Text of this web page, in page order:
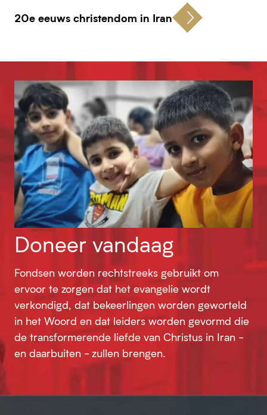
20e eeuws christendom in Iran
Doneer vandaag
Fondsen worden rechtstreeks gebruikt om
ervoor te zorgen dat het evangelie wordt
verkondigd, dat bekeerlingen worden geworteld
in het Woord en dat leiders worden gevormd die
de transformerende liefde van Christus in Iran -
en daarbuiten - zullen brengen.